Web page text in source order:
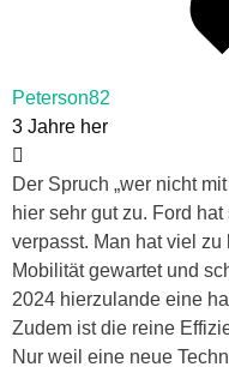
Peterson82
3 Jahre her
Der Spruch „wer nicht
hier sehr gut zu. Ford
verpasst. Man hat viel
Mobilität gewartet und
2024 hierzulande eine
Zudem ist die reine
Nur weil eine neue